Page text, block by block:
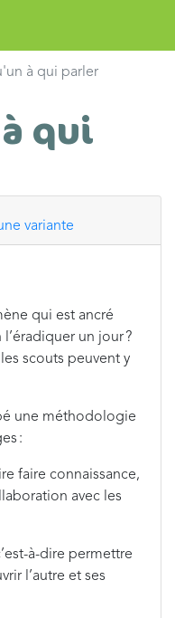
à qui parler
qui
variante
qui est ancré
un jour ?
scouts peuvent y
une méthodologie
:
faire connaissance,
avec les
à-dire permettre
l’autre et ses